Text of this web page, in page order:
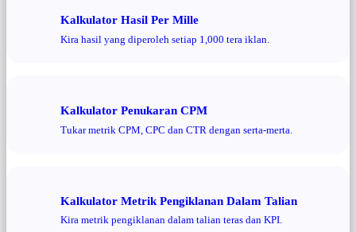
Kalkulator Hasil Per Mille
Kira hasil yang diperoleh setiap 1,000 tera iklan.
Kalkulator Penukaran CPM
Tukar metrik CPM, CPC dan CTR dengan serta-merta.
Kalkulator Metrik Pengiklanan Dalam Talian
Kira metrik pengiklanan dalam talian teras dan KPI.